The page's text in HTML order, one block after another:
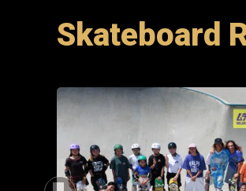
Skateboard